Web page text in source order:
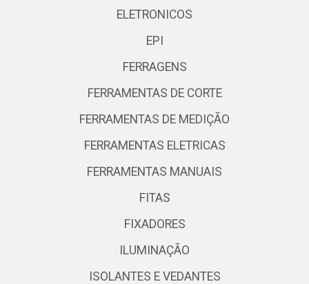
ELETRONICOS
EPI
FERRAGENS
FERRAMENTAS DE CORTE
FERRAMENTAS DE MEDIÇÃO
FERRAMENTAS ELETRICAS
FERRAMENTAS MANUAIS
FITAS
FIXADORES
ILUMINAÇÃO
ISOLANTES E VEDANTES